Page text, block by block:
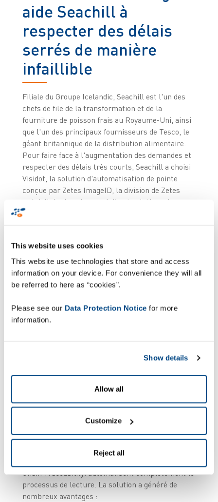
This website uses cookies
This website use technologies that store and access
information on your device. For convenience they will all
be referred to here as “cookies”.
Please see our Data Protection Notice for more
information.
Show details
Allow all
Customize
Reject all
aide Seachill à
respecter des délais
serrés de manière
infaillible
Filiale du Groupe Icelandic, Seachill est l'un des
chefs de file de la transformation et de la
fourniture de poisson frais au Royaume-Uni, ainsi
que l'un des principaux fournisseurs de Tesco, le
géant britannique de la distribution alimentaire.
Pour faire face à l'augmentation des demandes et
respecter des délais très courts, Seachill a choisi
Visidot, la solution d'automatisation de pointe
conçue par Zetes ImageID, la division de Zetes
spécialisée dans les produits et solutions de
traçabilité par imagerie.
Plus de sept fois plus
rapide
En automatisant intégralement les activités de
Visidot a supprimé toutes les erreurs d'expédition.
En outre, elle est plus de sept fois plus rapide que
solution Visidot peut saisir quotidiennement des
Une large palette
d'avantages
À la pointe de la technologie, le portique de lecture
Chain Traceability) automatisent complètement le
processus de lecture. La solution a généré de
nombreux avantages :